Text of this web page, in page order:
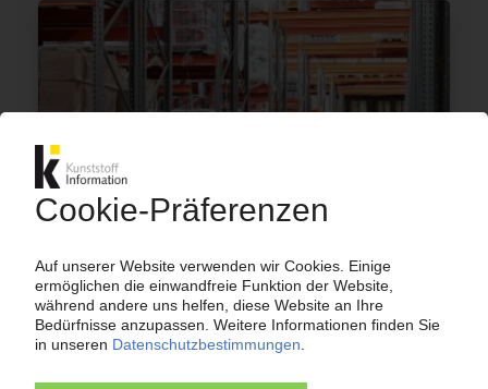
AUSSENHANDEL
Deutschland weiter mit positiver Bilanz / Export